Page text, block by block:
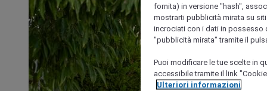
fornita) in versione "hash",
mostrarti pubblicità mirata su
incrociati con i dati in possesso
"pubblicità mirata" tramite il
Puoi modificare le tue scelte in
accessibile tramite il link
Ulteriori informazioni